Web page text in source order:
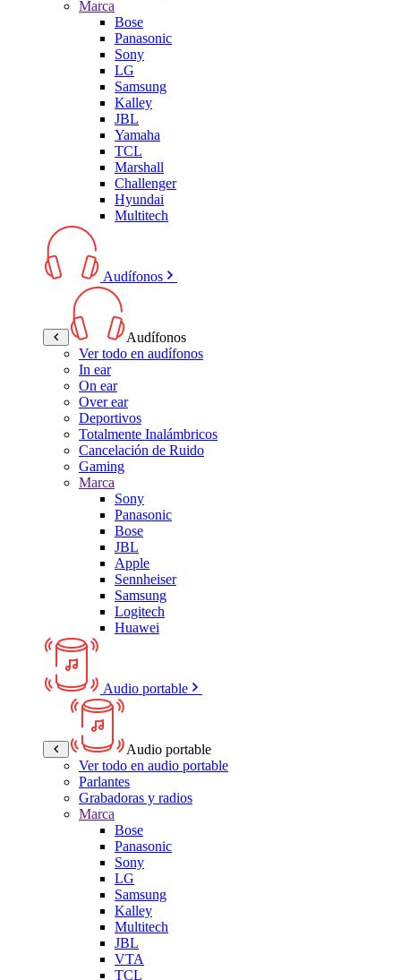
Marca
Bose
Panasonic
Sony
LG
Samsung
Kalley
JBL
Yamaha
TCL
Marshall
Challenger
Hyundai
Multitech
Audífonos
Audífonos
Ver todo en audífonos
In ear
On ear
Over ear
Deportivos
Totalmente Inalámbricos
Cancelación de Ruido
Gaming
Marca
Sony
Panasonic
Bose
JBL
Apple
Sennheiser
Samsung
Logitech
Huawei
Audio portable
Audio portable
Ver todo en audio portable
Parlantes
Grabadoras y radios
Marca
Bose
Panasonic
Sony
LG
Samsung
Kalley
Multitech
JBL
VTA
TCL